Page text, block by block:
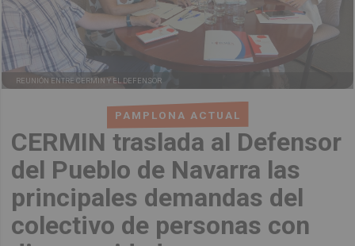
PAMPLONA ACTUAL
CERMIN traslada al Defensor
del Pueblo de Navarra las
principales demandas del
colectivo de personas con
REUNIÓN ENTRE CERMIN Y EL DEFENSOR